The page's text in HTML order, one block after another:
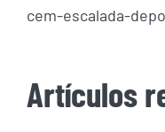
cem-escalada-
Artículos